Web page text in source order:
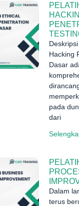
Hacking
Dasar
pada
dari
Dalam
terus